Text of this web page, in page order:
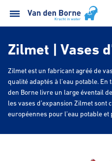
Zilmet | Vases
Zilmet est un fabricant agréé de
qualité adaptés à l'eau potable.
den Borne livre un large éventail
les vases d’expansion Zilmet sont
européennes pour l’eau potable